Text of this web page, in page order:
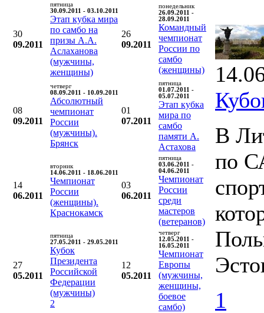
30
09.2011
пятница
30.09.2011 - 03.10.2011
Этап кубка мира
по самбо на
призы А.А.
Аслаханова
(мужчины,
женщины)
26
09.2011
понедельник
26.09.2011 -
28.09.2011
Командный
чемпионат
России по
самбо
(женщины)
08
09.2011
четверг
08.09.2011 - 10.09.2011
Абсолютный
чемпионат
России
(мужчины).
Брянск
01
07.2011
пятница
01.07.2011 -
05.07.2011
Этап кубка
мира по
самбо
памяти А.
Астахова
14
06.2011
вторник
14.06.2011 - 18.06.2011
Чемпионат
России
(женщины).
Краснокамск
03
06.2011
пятница
03.06.2011 -
04.06.2011
Чемпионат
России
среди
мастеров
(ветеранов)
27
05.2011
пятница
27.05.2011 - 29.05.2011
Кубок
Президента
Российской
Федерации
(мужчины)
2
12
05.2011
четверг
12.05.2011 -
16.05.2011
Чемпионат
Европы
(мужчины,
женщины,
боевое
самбо)
В
по
1